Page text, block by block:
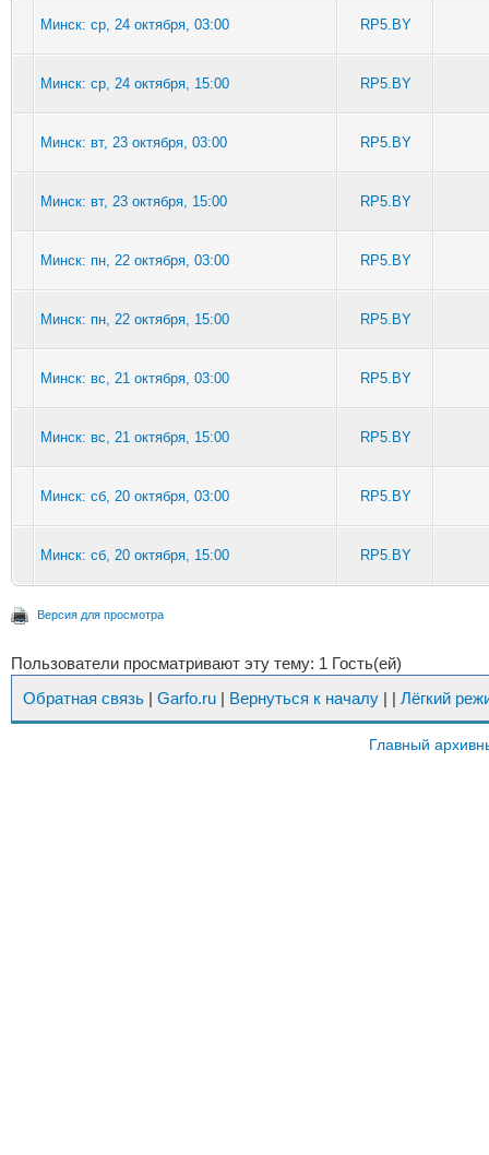
Минск: ср, 24 октября, 03:00 RP5.BY
Минск: ср, 24 октября, 15:00 RP5.BY
Минск: вт, 23 октября, 03:00 RP5.BY
Минск: вт, 23 октября, 15:00 RP5.BY
Минск: пн, 22 октября, 03:00 RP5.BY
Минск: пн, 22 октября, 15:00 RP5.BY
Минск: вс, 21 октября, 03:00 RP5.BY
Минск: вс, 21 октября, 15:00 RP5.BY
Минск: сб, 20 октября, 03:00 RP5.BY
Минск: сб, 20 октября, 15:00 RP5.BY
Версия для просмотра
Пользователи просматривают эту тему: 1 Гость(ей)
Обратная связь | Garfo.ru | Вернуться к началу | | Лёгкий
Главный